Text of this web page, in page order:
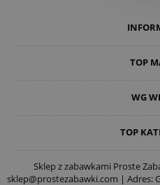
TOP
WG
TOP
Sklep z zabawkami Proste
sklep@prostezabawki.com | Adres: